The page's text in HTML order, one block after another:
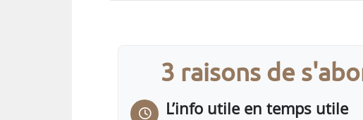
L’ordre national du Mérite compte
autrement dit, des actes de dévouement,
3 raisons de
L’info utile en temps utile